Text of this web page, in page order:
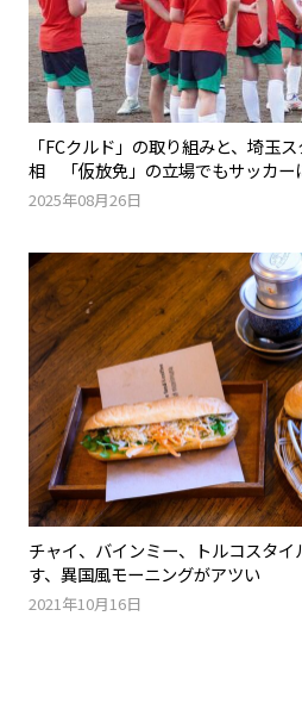
「FCクルド」の取り組みと、埼玉
相 「仮放免」の立場でもサッカー
2025年08月26日
チャイ、バインミー、トルコスタイ
す、異国風モーニングがアツい
2021年10月16日